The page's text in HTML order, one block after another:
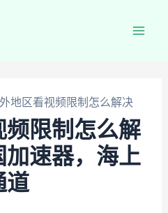
地区看视频限制怎么解决
频限制怎么解
加速器，海上
道